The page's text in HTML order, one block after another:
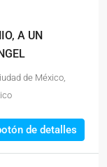
A UN
de México,
de detalles